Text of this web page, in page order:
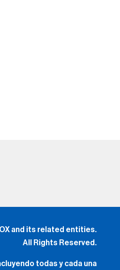
and its related entities.
All Rights Reserved.
todas y cada una